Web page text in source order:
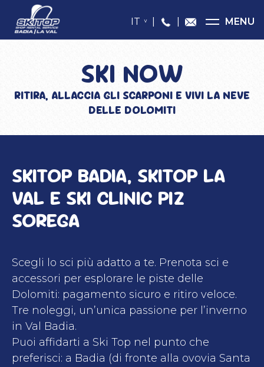
IT MENU
SKI NOW
RITIRA, ALLACCIA GLI SCARPONI E VIVI LA NEVE
DELLE DOLOMITI
SKITOP BADIA, SKITOP LA
VAL E SKI CLINIC PIZ
SOREGA
Scegli lo sci più adatto a te. Prenota sci e
accessori per esplorare le piste delle
Dolomiti: pagamento sicuro e ritiro veloce.
Tre noleggi, un’unica passione per l’inverno
in Val Badia.
Puoi affidarti a Ski Top nel punto che
preferisci: a Badia (di fronte alla ovovia Santa